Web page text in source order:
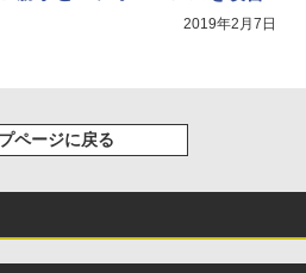
2019年2月7日
ページに戻る